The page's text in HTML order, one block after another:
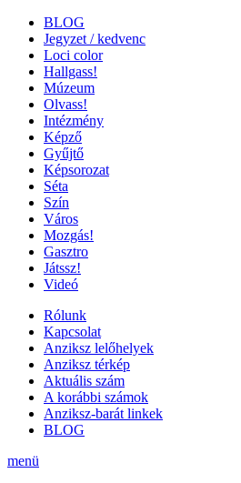
BLOG
Jegyzet / kedvenc
Loci color
Hallgass!
Múzeum
Olvass!
Intézmény
Képző
Gyűjtő
Képsorozat
Séta
Szín
Város
Mozgás!
Gasztro
Játssz!
Videó
Rólunk
Kapcsolat
Anziksz lelőhelyek
Anziksz térkép
Aktuális szám
A korábbi számok
Anziksz-barát linkek
BLOG
menü